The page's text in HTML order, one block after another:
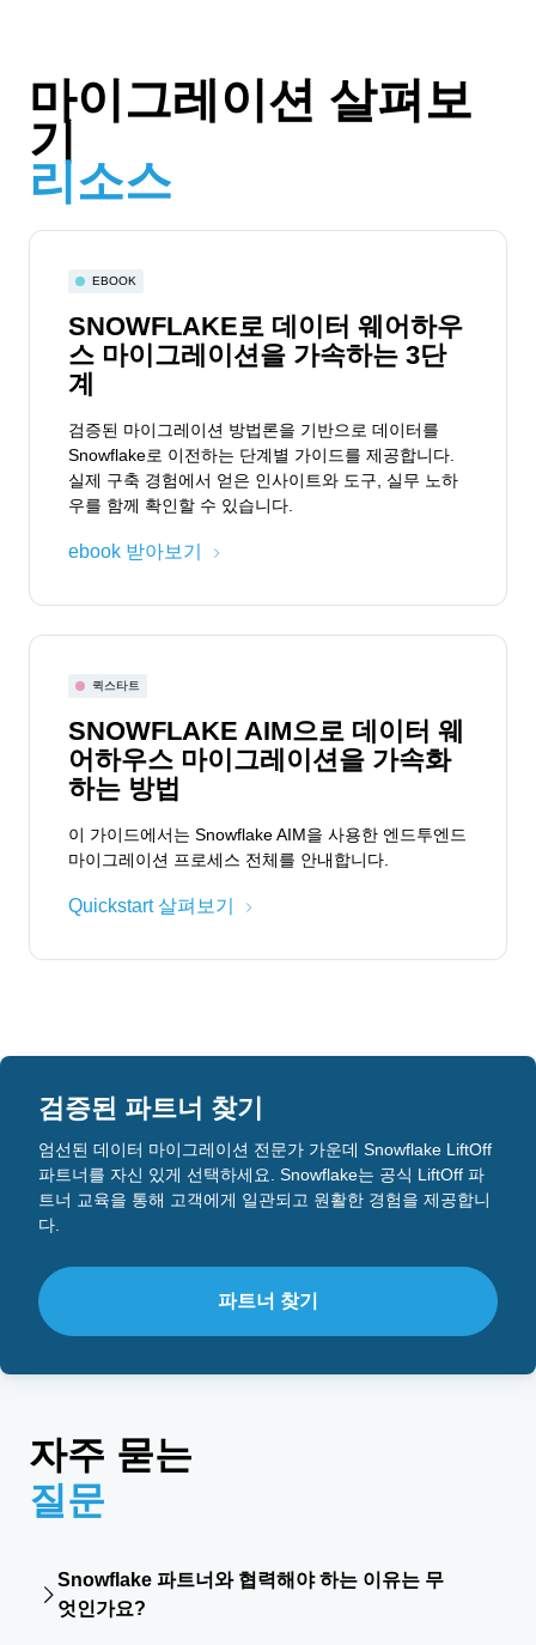
마이그레이션 살펴보
기
리소스
EBOOK
SNOWFLAKE로 데이터 웨어하우
스 마이그레이션을 가속하는 3단
계
검증된 마이그레이션 방법론을 기반으로 데이터를
Snowflake로 이전하는 단계별 가이드를 제공합니다.
실제 구축 경험에서 얻은 인사이트와 도구, 실무 노하
우를 함께 확인할 수 있습니다.
ebook 받아보기
퀵스타트
SNOWFLAKE AIM으로 데이터 웨
어하우스 마이그레이션을 가속화
하는 방법
이 가이드에서는 Snowflake AIM을 사용한 엔드투엔드
마이그레이션 프로세스 전체를 안내합니다.
Quickstart 살펴보기
검증된 파트너 찾기
엄선된 데이터 마이그레이션 전문가 가운데 Snowflake LiftOff
파트너를 자신 있게 선택하세요. Snowflake는 공식 LiftOff 파
트너 교육을 통해 고객에게 일관되고 원활한 경험을 제공합니
다.
파트너 찾기
자주 묻는
질문
Snowflake 파트너와 협력해야 하는 이유는 무
엇인가요?